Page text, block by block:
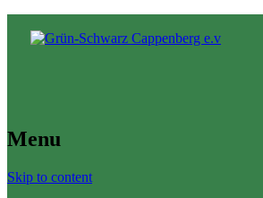
Menu
Skip to content